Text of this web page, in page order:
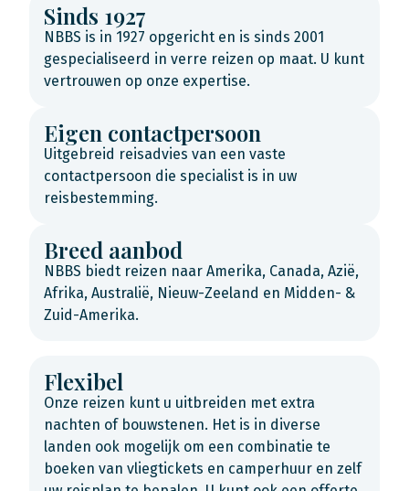
Sinds 1927
NBBS is in 1927 opgericht en is sinds 2001
gespecialiseerd in verre reizen op maat. U kunt
vertrouwen op onze expertise.
Eigen contactpersoon
Uitgebreid reisadvies van een vaste
contactpersoon die specialist is in uw
reisbestemming.
Breed aanbod
NBBS biedt reizen naar Amerika, Canada, Azië,
Afrika, Australië, Nieuw-Zeeland en Midden- &
Zuid-Amerika.
Flexibel
Onze reizen kunt u uitbreiden met extra
nachten of bouwstenen. Het is in diverse
landen ook mogelijk om een combinatie te
boeken van vliegtickets en camperhuur en zelf